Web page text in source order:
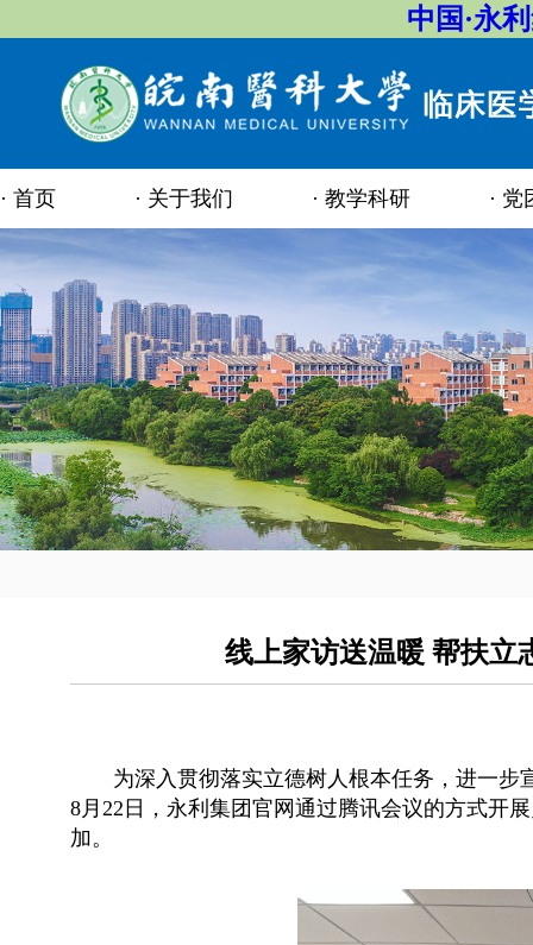
中国·永
首页 关于我们 教学科研 党
线上家访送温暖 帮扶
为深入贯彻落实立德树人根本任务，进一
8月22日，永利集团官网通过腾讯会议的方式开
加。